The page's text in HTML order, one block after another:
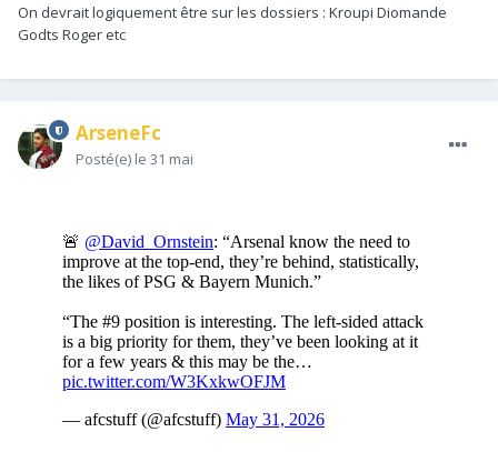
On devrait logiquement être sur les dossiers : Kroupi Diomande
Godts Roger etc
ArseneFc
Posté(e) le 31 mai